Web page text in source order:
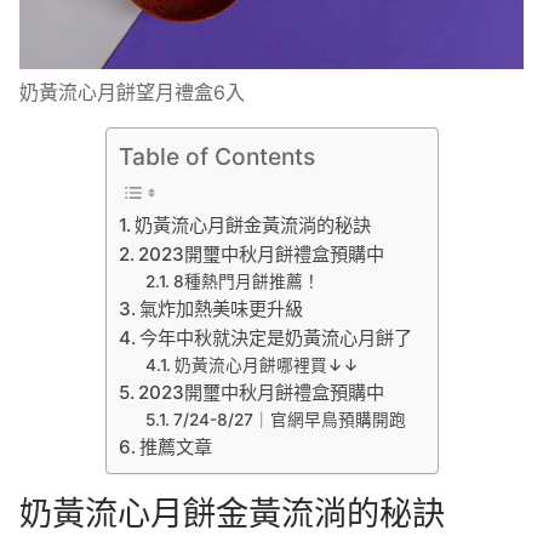
奶黃流心月餅望月禮盒6入
Table of Contents
奶黃流心月餅金黃流淌的秘訣
2023開璽中秋月餅禮盒預購中
8種熱門月餅推薦！
氣炸加熱美味更升級
今年中秋就決定是奶黃流心月餅了
奶黃流心月餅哪裡買↓↓
2023開璽中秋月餅禮盒預購中
7/24-8/27｜官網早鳥預購開跑
推薦文章
奶黃流心月餅金黃流淌的秘訣